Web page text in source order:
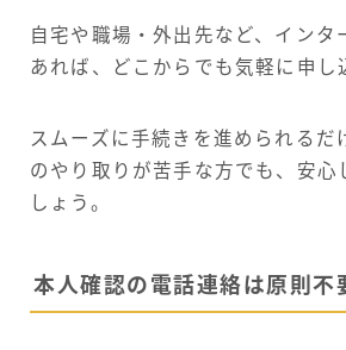
自宅や職場・外出先など、インタ
あれば、どこからでも気軽に申し
スムーズに手続きを進められるだ
のやり取りが苦手な方でも、安心
しょう。
本人確認の電話連絡は原則不